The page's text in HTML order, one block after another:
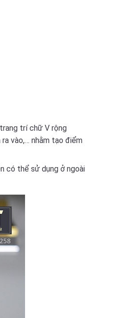
trí chữ V rộng
vào,… nhằm tạo điểm
có thể sử dụng ở ngoài